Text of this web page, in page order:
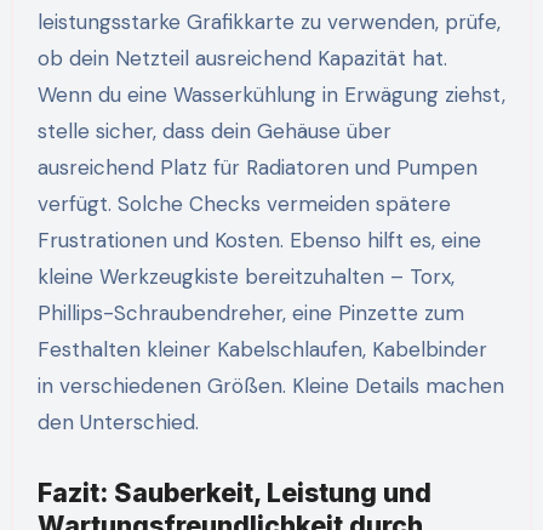
leistungsstarke Grafikkarte zu verwenden, prüfe,
ob dein Netzteil ausreichend Kapazität hat.
Wenn du eine Wasserkühlung in Erwägung ziehst,
stelle sicher, dass dein Gehäuse über
ausreichend Platz für Radiatoren und Pumpen
verfügt. Solche Checks vermeiden spätere
Frustrationen und Kosten. Ebenso hilft es, eine
kleine Werkzeugkiste bereitzuhalten – Torx,
Phillips-Schraubendreher, eine Pinzette zum
Festhalten kleiner Kabelschlaufen, Kabelbinder
in verschiedenen Größen. Kleine Details machen
den Unterschied.
Fazit: Sauberkeit, Leistung und